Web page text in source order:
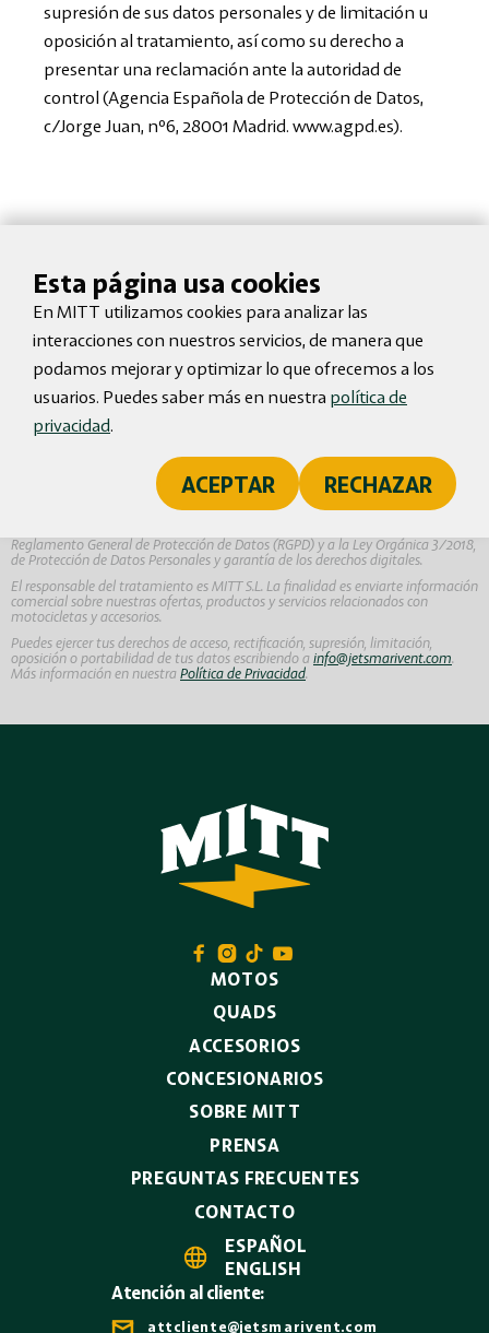
supresión de sus datos personales y de limitación u
oposición al tratamiento, así como su derecho a
presentar una reclamación ante la autoridad de
control (Agencia Española de Protección de Datos,
c/Jorge Juan, nº6, 28001 Madrid. www.agpd.es).
Esta página usa cookies
En MITT utilizamos cookies para analizar las
interacciones con nuestros servicios, de manera que
podamos mejorar y optimizar lo que ofrecemos a los
usuarios. Puedes saber más en nuestra política de
privacidad.
ACEPTAR RECHAZAR
¡Recibe lo último de MITT en tu email!
Suscríbete a nuestra newsletter y recibe ofertas exclusivas,
novedades en motocicletas y los mejores accesorios
Acepto recibir comunicaciones comerciales de MITT S.L.
Al hacer clic en 'Suscribirme', aceptas que Motorized Inteligent Transportation
Reglamento General de Protección de Datos (RGPD) y a la Ley Orgánica 3/2018,
de Protección de Datos Personales y garantía de los derechos digitales.
El responsable del tratamiento es MITT S.L. La finalidad es enviarte información
comercial sobre nuestras ofertas, productos y servicios relacionados con
motocicletas y accesorios.
Puedes ejercer tus derechos de acceso, rectificación, supresión, limitación,
oposición o portabilidad de tus datos escribiendo a info@jetsmarivent.com.
Más información en nuestra Política de Privacidad.
   
MOTOS
QUADS
ACCESORIOS
CONCESIONARIOS
SOBRE MITT
PRENSA
PREGUNTAS FRECUENTES
CONTACTO

ESPAÑOL
ENGLISH
Atención al cliente:

attcliente@jetsmarivent.com